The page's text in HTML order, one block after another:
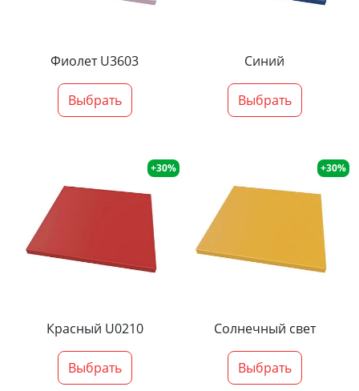
Фиолет U3603
Выбрать
Синий
Выбрать
+30%
Красный U0210
Выбрать
+30%
Солнечный свет
Выбрать